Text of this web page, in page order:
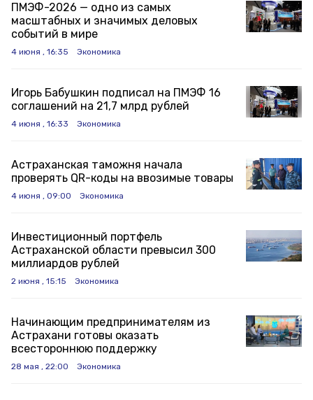
ПМЭФ-2026 — одно из самых
масштабных и значимых деловых
событий в мире
4 июня , 16:35 Экономика
Игорь Бабушкин подписал на ПМЭФ 16
соглашений на 21,7 млрд рублей
4 июня , 16:33 Экономика
Астраханская таможня начала
проверять QR-коды на ввозимые товары
4 июня , 09:00 Экономика
Инвестиционный портфель
Астраханской области превысил 300
миллиардов рублей
2 июня , 15:15 Экономика
Начинающим предпринимателям из
Астрахани готовы оказать
всестороннюю поддержку
28 мая , 22:00 Экономика